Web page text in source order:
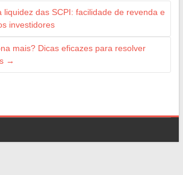
liquidez das SCPI: facilidade de revenda e
investidores
mais? Dicas eficazes para resolver
→